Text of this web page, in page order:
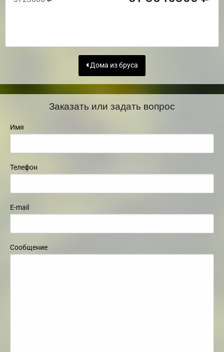
Дома из бруса
Заказать или задать вопрос
Имя
Телефон
E-mail
Сообщение